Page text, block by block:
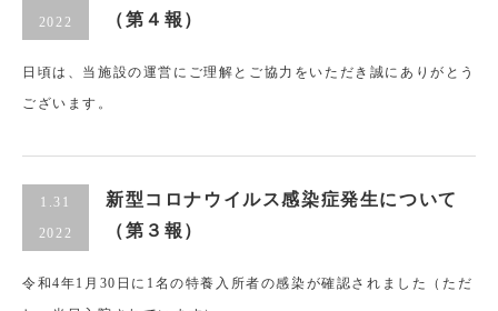
2022
（第４報）
日頃は、当施設の運営にご理解とご協力をいただき誠にありがとう
ございます。
1.31
2022
新型コロナウイルス感染症発生について
（第３報）
令和4年1月30日に1名の特養入所者の感染が確認されました（ただ